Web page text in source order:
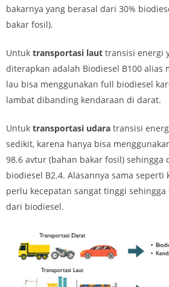
bakarnya yang berasal dari 30%
bakar fosil).
Untuk transportasi laut transisi energi
diterapkan adalah Biodiesel B100 alias
lau bisa menggunakan full biodiesel
lambat dibanding kendaraan di darat.
Untuk transportasi udara transisi
sedikit, karena hanya bisa
98.6 avtur (bahan bakar fosil) sehingga
biodiesel B2.4. Alasannya sama seperti
perlu kecepatan sangat tinggi
dari biodiesel.